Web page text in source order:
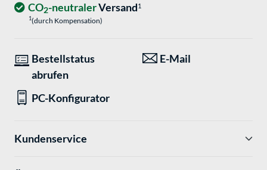
CO2-neutralerVersand1
1(durch Kompensation)
Bestellstatus
abrufen
E-Mail
PC-Konfigurator
Kundenservice